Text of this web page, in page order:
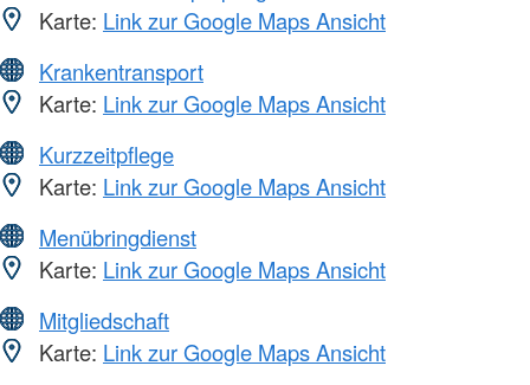
Karte: Link zur Google Maps Ansicht
Krankentransport
Karte: Link zur Google Maps Ansicht
Kurzzeitpflege
Karte: Link zur Google Maps Ansicht
Menübringdienst
Karte: Link zur Google Maps Ansicht
Mitgliedschaft
Karte: Link zur Google Maps Ansicht